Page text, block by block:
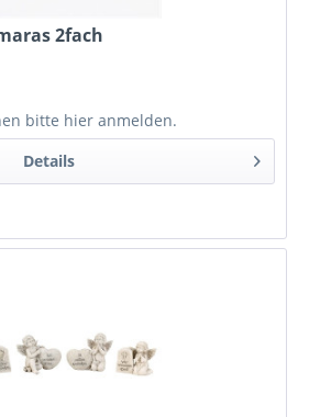
2fach
bitte hier anmelden.
Details